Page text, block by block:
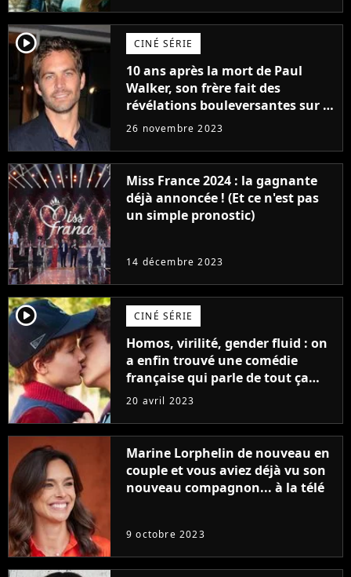
player2 CINÉ SÉRIE
10 ans après la mort de Paul
Walker, son frère fait des
révélations bouleversantes sur la
réaction des acteurs de Fast and
26 novembre 2023
Miss France 2024 : la gagnante
déjà annoncée ! (Et ce n'est pas
un simple pronostic)
14 décembre 2023
player2 CINÉ SÉRIE
Homos, virilité, gender fluid : on
a enfin trouvé une comédie
française qui parle de tout ça
sans être super ringarde
20 avril 2023
Marine Lorphelin de nouveau en
couple et vous aviez déjà vu son
nouveau compagnon... à la télé
9 octobre 2023